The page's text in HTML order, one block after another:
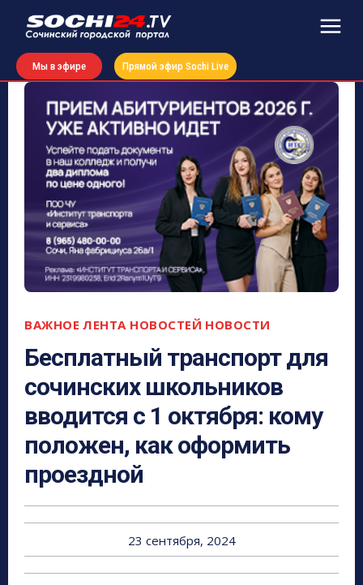
Мы в эфире Прямой эфир Sochi Live
ВАЖНОЕ ЛЕНТА НОВОСТЕЙ НОВОСТИ
Бесплатный транспорт для
сочинских школьников
вводится с 1 октября: кому
положен, как оформить
проездной
23 сентября, 2024